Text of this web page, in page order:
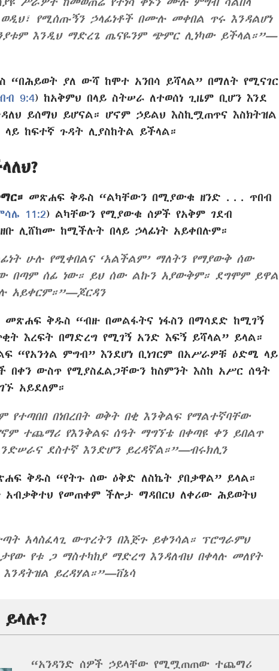
የሚሰጡኝን ኃላፊነቶች በሙሉ መቀበል ጥሩ እንዳልሆነ
እንዲህ ማድረጌ ጤናዬንም ጭምር ሊነካው ይችላል።”—
“በሕይወት ያለ ውሻ ከሞተ አንበሳ ይሻላል” በማለት የሚናገር
9:4) ከአቅምህ በላይ ስትሠራ ለተወሰነ ጊዜም ቢሆን እንደ
ይሰማህ ይሆናል። ሆኖም ኃይልህ እስኪሟጠጥና እስክትዝል
ከፍተኛ ጉዳት ሊያስከትል ይችላል።
መጽሐፍ ቅዱስ “ልካቸውን በሚያውቁ ዘንድ . . . ጥበብ
11:2) ልካቸውን የሚያውቁ ሰዎች የአቅም ገደብ
ሊሸከሙ ከሚችሉት በላይ ኃላፊነት አይቀበሉም።
ሁሉ የሚቀበልና ‘አልችልም’ ማለትን የማያውቅ ሰው
በጣም ሰፊ ነው። ይህ ሰው ልኩን አያውቅም። ደግሞም ይዋል
አይቀርም።”—ጆርዳን
መጽሐፍ ቅዱስ “ብዙ በመልፋትና ነፋስን በማሳደድ ከሚገኝ
እረፍት በማድረግ የሚገኝ አንድ እፍኝ ይሻላል” ይላል።
“የአንጎል ምግብ” እንደሆነ ቢነገርም በአሥራዎቹ ዕድሜ ላይ
በቀን ውስጥ የሚያስፈልጋቸውን ከስምንት እስከ አሥር ሰዓት
አይደለም።
የተጣበበ በነበረበት ወቅት በቂ እንቅልፍ የማልተኛባቸው
ተጨማሪ የእንቅልፍ ሰዓት ማግኘቴ በቀጣዩ ቀን ይበልጥ
ደስተኛ እንድሆን ይረዳኛል።”—ብሩክሊን
ቅዱስ “የትጉ ሰው ዕቅድ ለስኬት ያበቃዋል” ይላል።
አብቃቅተህ የመጠቀም ችሎታ ማዳበርህ ለቀሪው ሕይወትህ
አላስፈላጊ ውጥረትን በእጅጉ ይቀንሳል። ፕሮግራምህ
የቱ ጋ ማስተካከያ ማድረግ እንዳለብህ በቀላሉ መለየት
ይረዳሃል።”—ቨኔሳ
“አንዳንድ ሰዎች ኃይላቸው የሚሟጠጠው ተጨማሪ